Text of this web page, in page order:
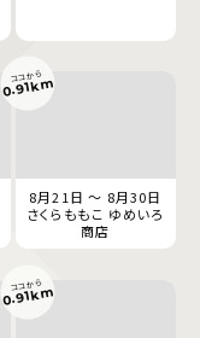
8月21日 ～ 8月30日
さくらももこ ゆめいろ
商店
ココから
0.91km
ココから
0.91km